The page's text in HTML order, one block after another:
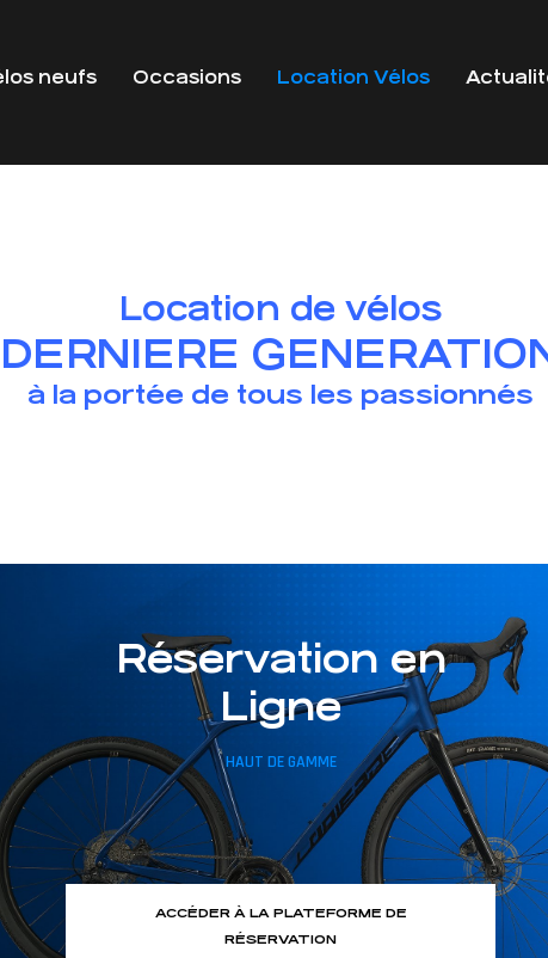
neufs Occasions Location Vélos
Location de vélos
DERNIERE
à la portée de tous les passionnés
Réservation en
Ligne
HAUT DE GAMME
ACCÉDER À LA PLATEFORME DE
RÉSERVATION